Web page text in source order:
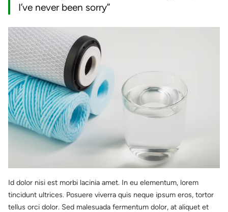
I’ve never been sorry”
Id dolor nisi est morbi lacinia amet. In eu elementum, lorem
tincidunt ultrices. Posuere viverra quis neque ipsum eros, tortor
tellus orci dolor. Sed malesuada fermentum dolor, at aliquet et